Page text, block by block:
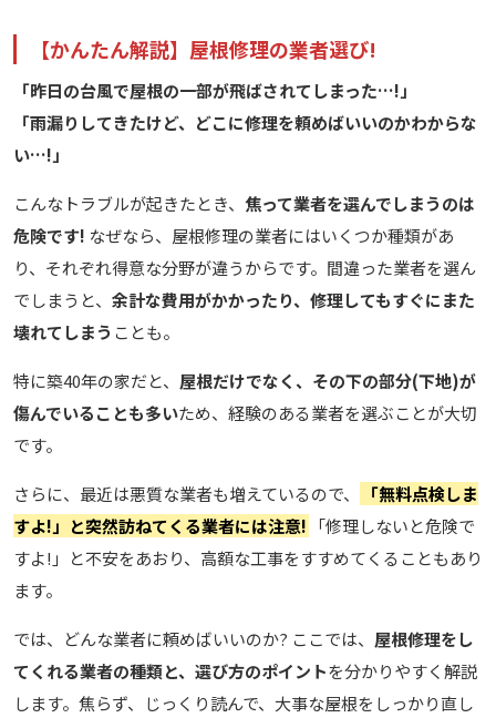
【かんたん解説】屋根修理の業者選び!
「昨日の台風で屋根の一部が飛ばされてしまった…!」
「雨漏りしてきたけど、どこに修理を頼めばいいのかわからな
い…!」
こんなトラブルが起きたとき、 焦って業者を選んでしまうのは
危険です! なぜなら、屋根修理の業者にはいくつか種類があ
り、それぞれ得意な分野が違うからです。間違った業者を選ん
でしまうと、 余計な費用がかかったり、修理してもすぐにまた
壊れてしまう ことも。
特に築40年の家だと、 屋根だけでなく、その下の部分(下地)が
傷んでいることも多いため、経験のある業者を選ぶことが大切
です。
さらに、最近は悪質な業者も増えているので、
「無料点検しま
すよ!」と突然訪ねてくる業者には注意!
「修理しないと危険で
すよ!」と不安をあおり、高額な工事をすすめてくることもあり
ます。
では、どんな業者に頼めばいいのか? ここでは、 屋根修理をし
てくれる業者の種類と、選び方のポイントを分かりやすく解説
します。焦らず、じっくり読んで、大事な屋根をしっかり直し